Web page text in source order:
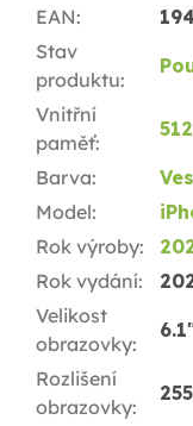
EAN:
Stav
produktu:
Vnitřní
paměť:
Barva:
Model:
Rok výroby:
Rok vydání:
Velikost
obrazovky:
Rozlišení
obrazovky: